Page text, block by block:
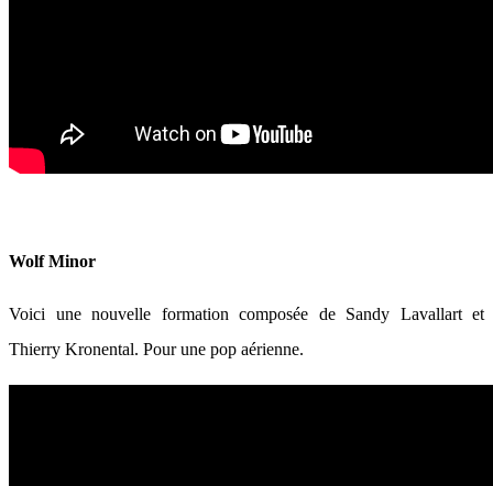
Wolf Minor
Voici une nouvelle formation composée de Sandy Lavallart et
Thierry Kronental. Pour une pop aérienne.